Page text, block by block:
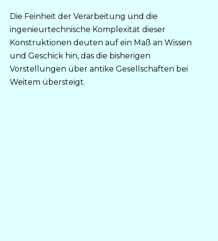
Die Feinheit der Verarbeitung und die
ingenieurtechnische Komplexität dieser
Konstruktionen deuten auf ein Maß an Wissen
und Geschick hin, das die bisherigen
Vorstellungen über antike Gesellschaften bei
Weitem übersteigt.